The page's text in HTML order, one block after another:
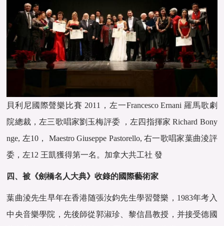
貝利尼國際聲樂比賽 2011，左一Francesco Ernani 羅馬歌劇
院總裁，左三歌唱家劉玉梅評委 ，左四指揮家 Richard Bony
nge, 左10， Maestro Giuseppe Pastorello, 右一歌唱家葉曲淩評
委，左12 王凱獲得第一名。加拿大共工社 發
四、被《劍橋名人大典》收錄的國際藝術家
葉曲淩先生早年在香港随張汝鈞先生學習聲樂，1983年考入
中央音樂學院，先後師從郭淑珍、黎信昌教授，并接受德國